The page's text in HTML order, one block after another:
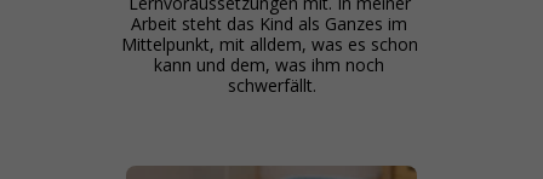
Arbeit steht das Kind als Ganzes im
Mittelpunkt, mit alldem, was es schon
kann und dem, was ihm noch
schwerfällt.